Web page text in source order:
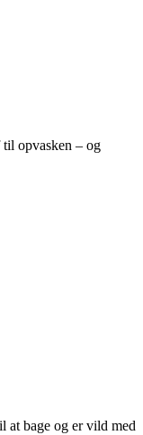
til opvasken – og
at bage og er vild med